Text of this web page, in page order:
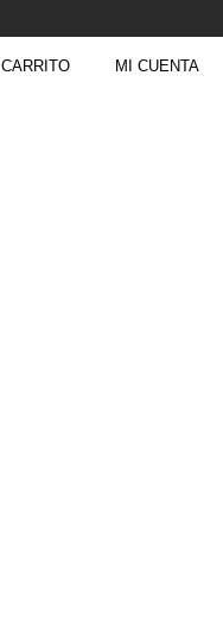
CARRITO MI CUENTA